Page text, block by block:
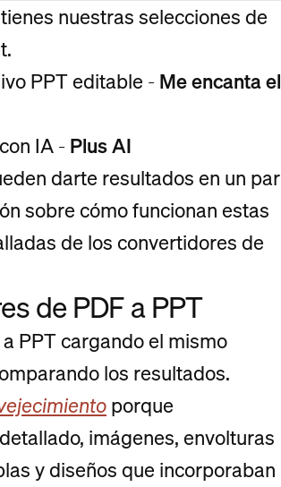
nuestras selecciones de
PPT editable -Me encanta el
IA -Plus AI
darte resultados en un par
sobre cómo funcionan estas
de los convertidores de
de PDF a PPT
PPT cargando el mismo
los resultados.
porque
imágenes, envolturas
y diseños que incorporaban